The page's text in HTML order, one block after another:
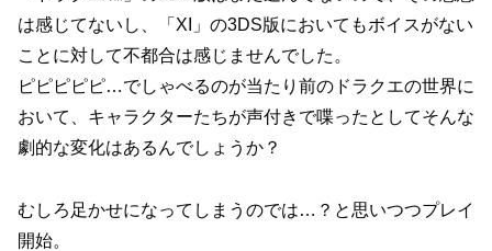
は感じてないし、「XI」の3DS版においてもボイスがない
ことに対して不都合は感じませんでした。
ピピピピピ…でしゃべるのが当たり前のドラクエの世界に
おいて、キャラクターたちが声付きで喋ったとしてそんな
劇的な変化はあるんでしょうか？
むしろ足かせになってしまうのでは…？と思いつつプレイ
開始。